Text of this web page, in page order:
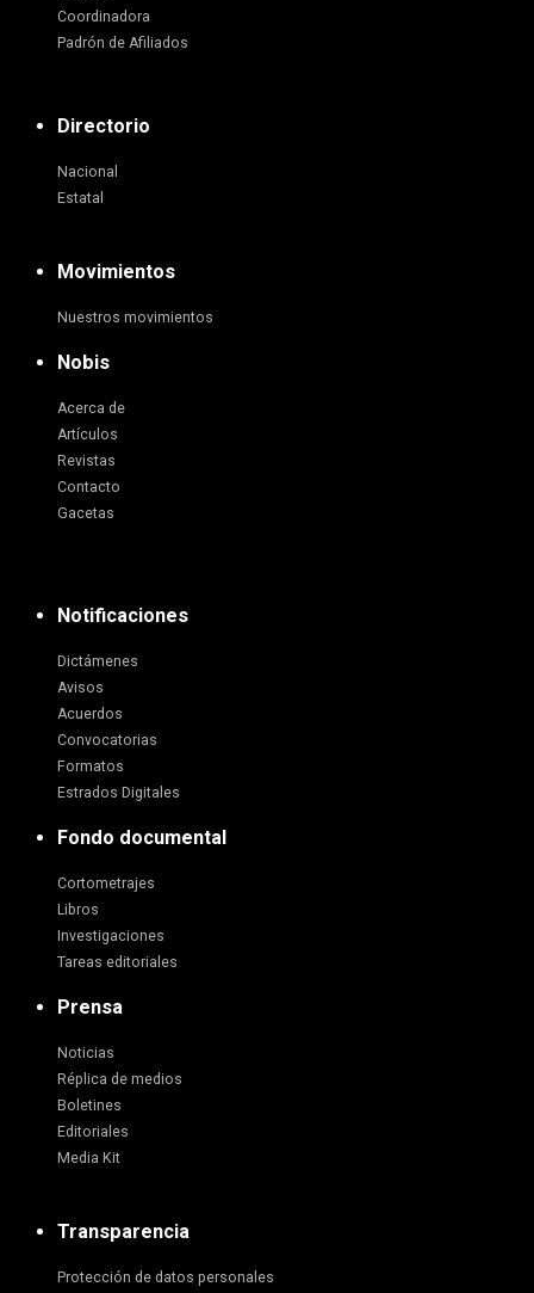
Coordinadora
Padrón de Afiliados
Directorio
Nacional
Estatal
Movimientos
Nuestros movimientos
Nobis
Acerca de
Artículos
Revistas
Contacto
Gacetas
Notificaciones
Dictámenes
Avisos
Acuerdos
Convocatorias
Formatos
Estrados Digitales
Fondo documental
Cortometrajes
Libros
Investigaciones
Tareas editoriales
Prensa
Noticias
Réplica de medios
Boletines
Editoriales
Media Kit
Transparencia
Protección de datos personales